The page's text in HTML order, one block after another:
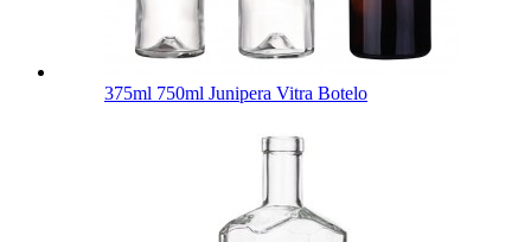
375ml 750ml Junipera Vitra Botelo